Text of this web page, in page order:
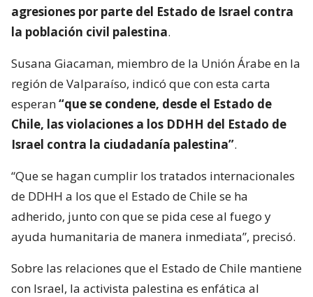
agresiones por parte del Estado de Israel contra
la población civil palestina.
Susana Giacaman, miembro de la Unión Árabe en la
región de Valparaíso, indicó que con esta carta
esperan“que se condene, desde el Estado de
Chile, las violaciones a los DDHH del Estado de
Israel contra la ciudadanía palestina”.
“Que se hagan cumplir los tratados internacionales
de DDHH a los que el Estado de Chile se ha
adherido, junto con que se pida cese al fuego y
ayuda humanitaria de manera inmediata”, precisó.
Sobre las relaciones que el Estado de Chile mantiene
con Israel, la activista palestina es enfática al